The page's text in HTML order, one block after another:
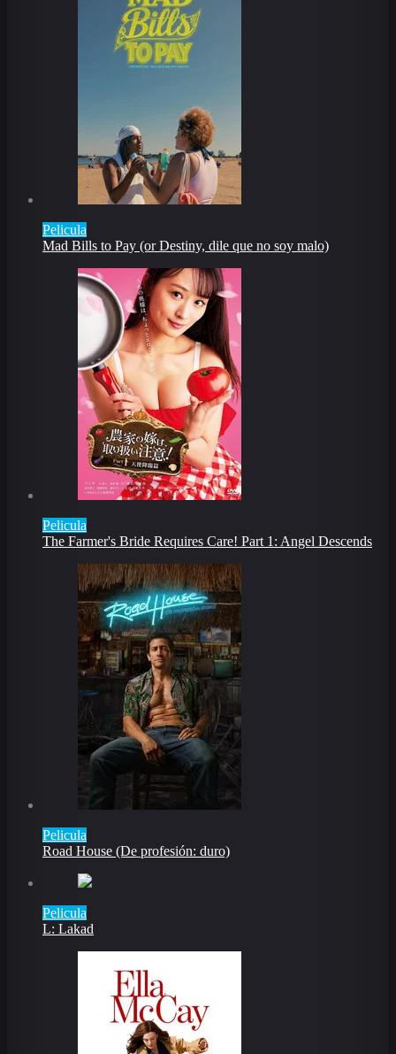
Pelicula
Mad Bills to Pay (or Destiny, dile que no soy malo)
Pelicula
The Farmer's Bride Requires Care! Part 1: Angel Descends
Pelicula
Road House (De profesión: duro)
Pelicula
L: Lakad